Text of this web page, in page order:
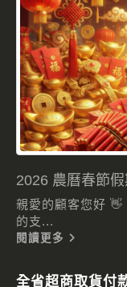
2026 農曆春節
親愛的顧客您好 👋
的支...
閱讀更多
全省超商取貨付